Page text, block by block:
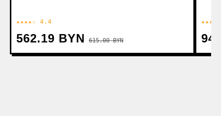
★★★★☆ 4.4
562.19 BYN 615.00 BYN